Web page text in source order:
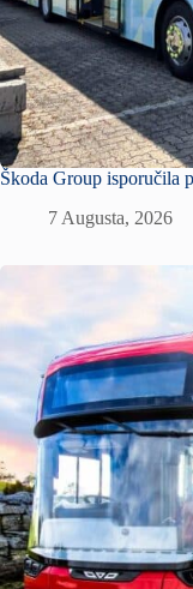
Škoda Group isporučila
7 Augusta, 2026